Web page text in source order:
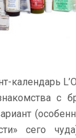
календарь
с
сего